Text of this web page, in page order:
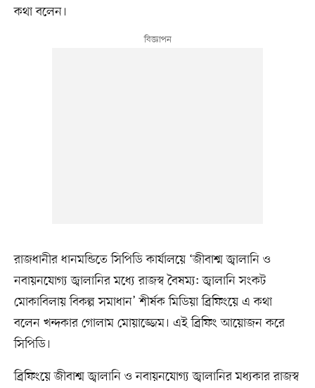
কথা বলেন।
রাজধানীর ধানমন্ডিতে সিপিডি কার্যালয়ে ‘জীবাশ্ম জ্বালানি ও
নবায়নযোগ্য জ্বালানির মধ্যে রাজস্ব বৈষম্য: জ্বালানি সংকট
মোকাবিলায় বিকল্প সমাধান’ শীর্ষক মিডিয়া ব্রিফিংয়ে এ কথা
বলেন খন্দকার গোলাম মোয়াজ্জেম। এই ব্রিফিং আয়োজন করে
সিপিডি।
ব্রিফিংয়ে জীবাশ্ম জ্বালানি ও নবায়নযোগ্য জ্বালানির মধ্যকার রাজস্ব